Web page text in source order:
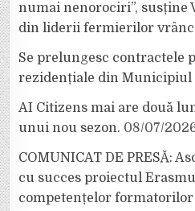
numai nenorociri”, susține
din liderii fermierilor
Se prelungesc contractele
rezidențiale din Municipiul
AI Citizens mai are două
unui nou sezon. 08/07/
COMUNICAT DE PRESĂ:
cu succes proiectul
competențelor